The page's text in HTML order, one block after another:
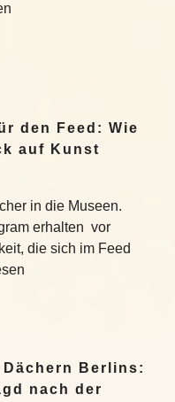
den Feed: Wie
auf Kunst
in die Museen.
erhalten vor
die sich im Feed
Berlins:
nach der